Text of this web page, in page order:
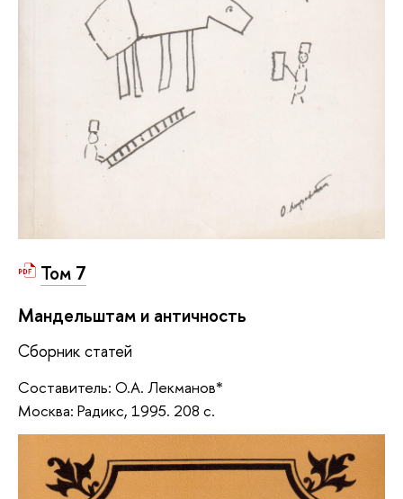
Том 7
Мандельштам и античность
Сборник статей
Составитель: О.А. Лекманов*
Москва: Радикс, 1995. 208 с.